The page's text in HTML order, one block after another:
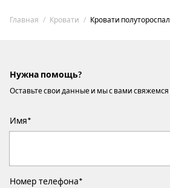
Главная Кровати Кровати
Нужна помощь?
Оставьте свои данные и мы с вами
Имя*
Номер телефона*